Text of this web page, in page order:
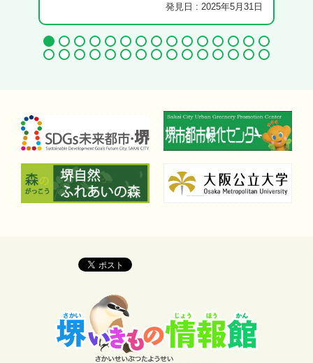
発見日 : 2025年5月31日